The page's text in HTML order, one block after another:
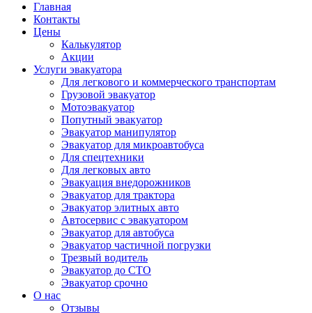
Главная
Контакты
Цены
Калькулятор
Акции
Услуги эвакуатора
Для легкового и коммерческого транспортам
Грузовой эвакуатор
Мотоэвакуатор
Попутный эвакуатор
Эвакуатор манипулятор
Эвакуатор для микроавтобуса
Для спецтехники
Для легковых авто
Эвакуация внедорожников
Эвакуатор для трактора
Эвакуатор элитных авто
Автосервис с эвакуатором
Эвакуатор для автобуса
Эвакуатор частичной погрузки
Трезвый водитель
Эвакуатор до СТО
Эвакуатор срочно
О нас
Отзывы